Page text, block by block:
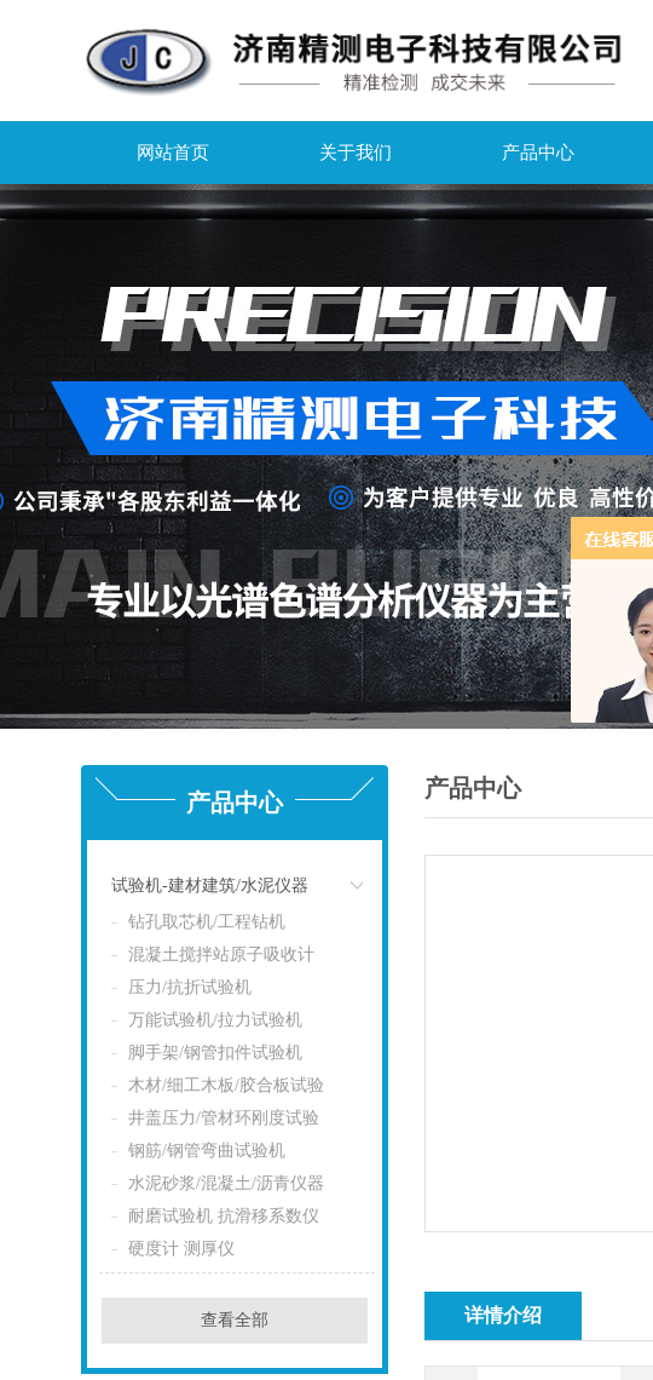
网站首页 关于我们 产品中心
产品中心
试验机-建材建筑/水泥仪器
钻孔取芯机/工程钻机
混凝土搅拌站原子吸收计
压力/抗折试验机
万能试验机/拉力试验机
脚手架/钢管扣件试验机
木材/细工木板/胶合板试验
井盖压力/管材环刚度试验
钢筋/钢管弯曲试验机
水泥砂浆/混凝土/沥青仪器
耐磨试验机 抗滑移系数仪
硬度计 测厚仪
查看全部
产品中心
详情介绍